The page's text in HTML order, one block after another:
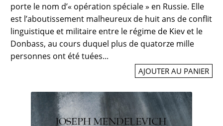
porte le nom d’« opération spéciale » en Russie. Elle
est l’aboutissement malheureux de huit ans de conflit
linguistique et militaire entre le régime de Kiev et le
Donbass, au cours duquel plus de quatorze mille
personnes ont été tuées...
AJOUTER AU PANIER